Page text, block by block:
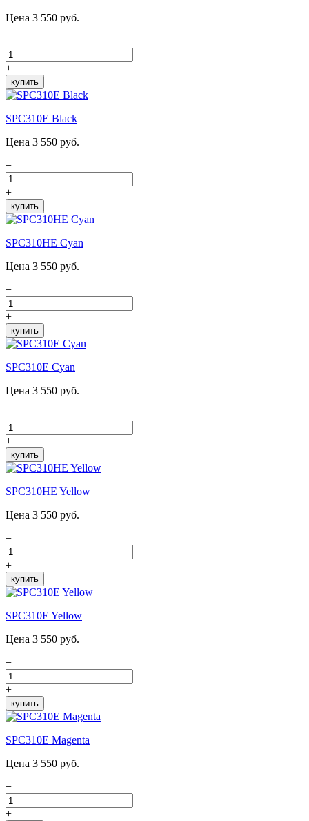
Цена 3 550 руб.
−
+
купить
SPC310E Black
Цена 3 550 руб.
−
+
купить
SPC310HE Cyan
Цена 3 550 руб.
−
+
купить
SPC310E Cyan
Цена 3 550 руб.
−
+
купить
SPC310HE Yellow
Цена 3 550 руб.
−
+
купить
SPC310E Yellow
Цена 3 550 руб.
−
+
купить
SPC310E Magenta
Цена 3 550 руб.
−
+